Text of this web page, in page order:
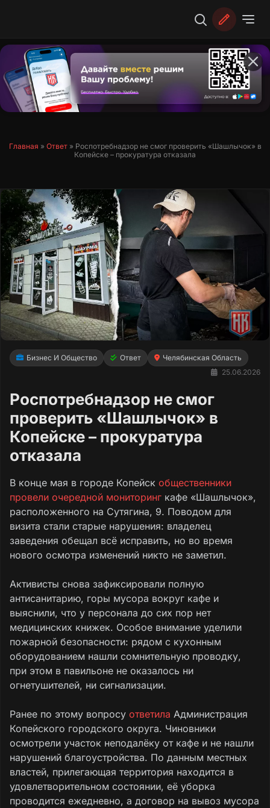
Главная » Ответ» Роспотребнадзор не смог проверить «Шашлычок» в
Копейске – прокуратура отказала
Бизнес И Общество Ответ
Челябинская Область
25.06.2026
Роспотребнадзор не смог
проверить «Шашлычок» в
Копейске – прокуратура
отказала
В конце мая в городе Копейск общественники
провели очередной мониторинг кафе «Шашлычок»,
расположенного на Сутягина, 9. Поводом для
визита стали старые нарушения: владелец
заведения обещал всё исправить, но во время
нового осмотра изменений никто не заметил.
Активисты снова зафиксировали полную
антисанитарию, горы мусора вокруг кафе и
выяснили, что у персонала до сих пор нет
медицинских книжек. Особое внимание уделили
пожарной безопасности: рядом с кухонным
оборудованием нашли сомнительную проводку,
при этом в павильоне не оказалось ни
огнетушителей, ни сигнализации.
Ранее по этому вопросу ответила Администрация
Копейского городского округа. Чиновники
осмотрели участок неподалёку от кафе и не нашли
нарушений благоустройства. По данным местных
властей, прилегающая территория находится в
удовлетворительном состоянии, её уборка
проводится ежедневно, а договор на вывоз мусора